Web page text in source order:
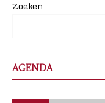
Zoeken
AGENDA